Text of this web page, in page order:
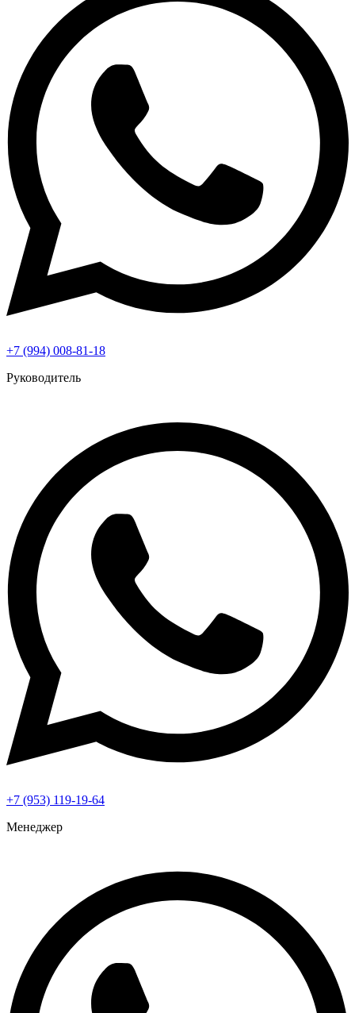
+7 (994) 008-81-18
Руководитель
+7 (953) 119-19-64
Менеджер